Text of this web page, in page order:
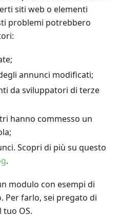
siti web o elementi
problemi potrebbero
annunci modificati;
da sviluppatori di terze
hanno commesso un
Scopri di più su questo
.
modulo con esempi di
Per farlo, sei pregato di
OS.